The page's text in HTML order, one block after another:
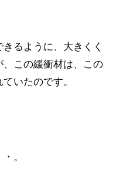
るように、大きくく
、この緩衝材は、この
いたのです。
。